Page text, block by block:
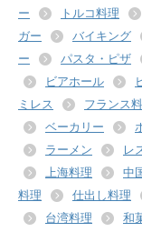
ー
トルコ料理
ガー
バイキング
ー
パスタ・ピザ
ビアホール
ミレス
フランス
ベーカリー
ラーメン
レ
上海料理
中
料理
仕出し料理
台湾料理
和